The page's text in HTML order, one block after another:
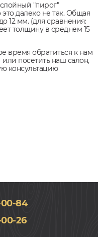
"пирог"
это далеко не так. Общая
12 мм. (для сравнения:
толщину в среднем 15
время обратиться к нам
посетить наш салон,
консультацию
00-84
26